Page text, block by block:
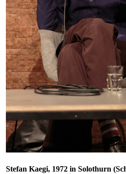
Stefan Kaegi, 1972 in Solothurn